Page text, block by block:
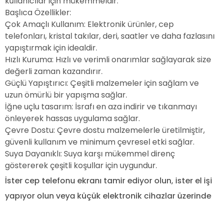
Başlıca Özellikler:
Çok Amaçlı Kullanım: Elektronik ürünler, cep
telefonları, kristal takılar, deri, saatler ve daha fazlasını
yapıştırmak için idealdir.
Hızlı Kuruma: Hızlı ve verimli onarımlar sağlayarak size
değerli zaman kazandırır.
Güçlü Yapıştırıcı: Çeşitli malzemeler için sağlam ve
uzun ömürlü bir yapışma sağlar.
İğne uçlu tasarım: İsrafı en aza indirir ve tıkanmayı
önleyerek hassas uygulama sağlar.
Çevre Dostu: Çevre dostu malzemelerle üretilmiştir,
güvenli kullanım ve minimum çevresel etki sağlar.
Suya Dayanıklı: Suya karşı mükemmel direnç
göstererek çeşitli koşullar için uygundur.
İster cep telefonu ekranı tamir ediyor olun, ister el işi
yapıyor olun veya küçük elektronik cihazlar üzerinde